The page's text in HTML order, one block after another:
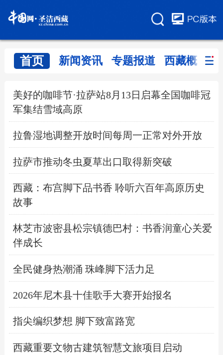
首页 新闻资讯 专题报道 西藏概览
美好的咖啡节·拉萨站8月13日启幕全国咖啡冠
军集结雪域高原
拉鲁湿地调整开放时间每周一正常对外开放
拉萨市推动冬虫夏草出口取得新突破
西藏：布宫脚下品书香 聆听六百年高原历史
故事
林芝市波密县松宗镇德巴村：书香润童心关爱
伴成长
全民健身热潮涌 珠峰脚下活力足
2026年尼木县十佳歌手大赛开始报名
指尖编织梦想 脚下致富路宽
西藏重要文物古建筑智慧文旅项目启动